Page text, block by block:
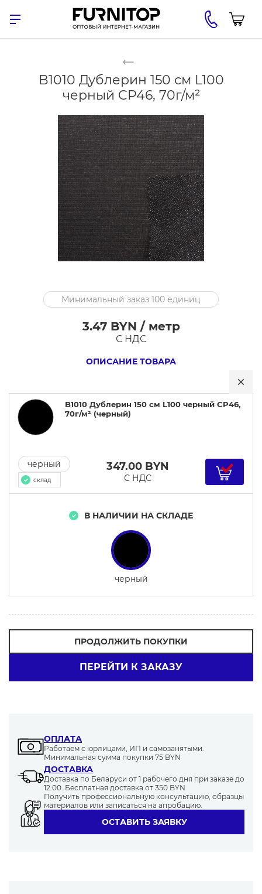
B1010 Дублерин 150 см L100
черный CP46, 70г/м²
B1010
Дублерин
70г/
м²
Минимальный заказ 100 единиц
3.47 BYN / метр
С НДС
ОПИСАНИЕ ТОВАРА
B1010 Дублерин 150 см L100 черный CP46,
70г/м² (черный)
черный
склад
347.00 BYN
С НДС
В НАЛИЧИИ НА СКЛАДЕ
черный
ПРОДОЛЖИТЬ ПОКУПКИ
ПЕРЕЙТИ К ЗАКАЗУ
ОПЛАТА
Работаем с юрлицами, ИП и самозанятыми.
Минимальная сумма покупки 75 BYN
ДОСТАВКА
Доставка по Беларуси от 1 рабочего дня при заказе до
12:00. Бесплатная доставка от 350 BYN
Получить профессиональную консультацию, образцы
материалов или записаться на апробацию.
ОСТАВИТЬ ЗАЯВКУ